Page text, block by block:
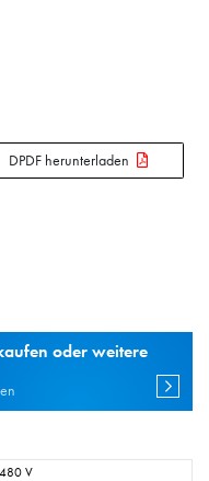
DPDF herunterladen
oder weitere
V